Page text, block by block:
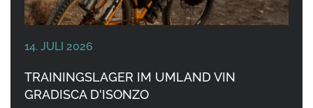
14. JULI 2026
TRAININGSLAGER IM UMLAND VIN
GRADISCA D'ISONZO